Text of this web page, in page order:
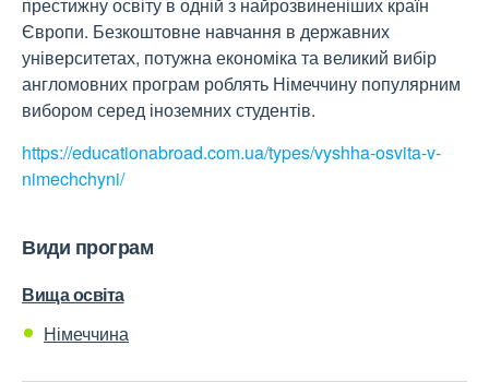
престижну освіту в одній з найрозвиненіших країн
Європи. Безкоштовне навчання в державних
університетах, потужна економіка та великий вибір
англомовних програм роблять Німеччину популярним
вибором серед іноземних студентів.
https://educationabroad.com.ua/types/vyshha-osvita-v-
nimechchyni/
Види програм
Вища освіта
Німеччина